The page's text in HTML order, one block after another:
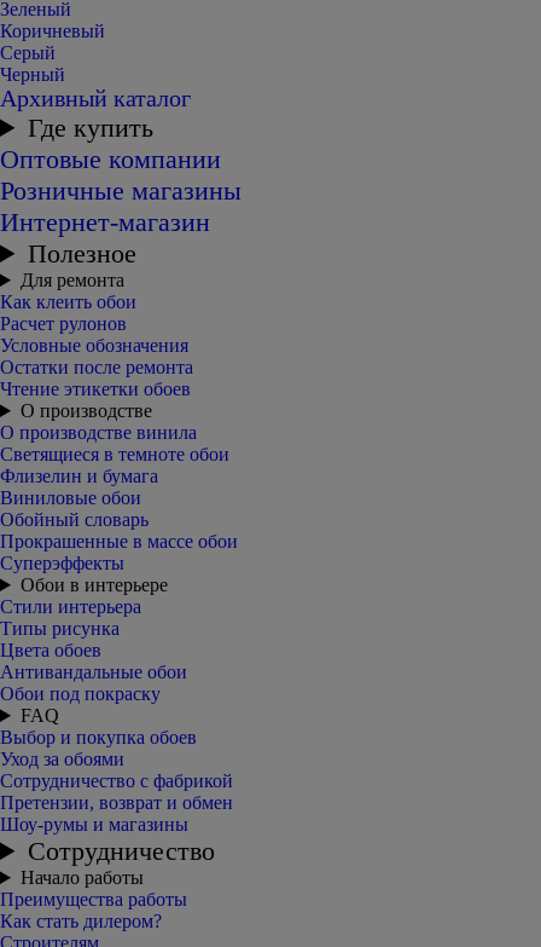
Зеленый
Коричневый
Серый
Черный
Архивный каталог
Где купить
Оптовые компании
Розничные магазины
Интернет-магазин
Полезное
Для ремонта
Как клеить обои
Расчет рулонов
Условные обозначения
Остатки после ремонта
Чтение этикетки обоев
О производстве
О производстве винила
Светящиеся в темноте обои
Флизелин и бумага
Виниловые обои
Обойный словарь
Прокрашенные в массе обои
Суперэффекты
Обои в интерьере
Стили интерьера
Типы рисунка
Цвета обоев
Антивандальные обои
Обои под покраску
FAQ
Выбор и покупка обоев
Уход за обоями
Сотрудничество с фабрикой
Претензии, возврат и обмен
Шоу-румы и магазины
Сотрудничество
Начало работы
Преимущества работы
Как стать дилером?
Строителям